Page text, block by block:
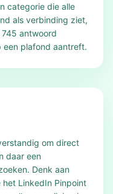
categorie die alle
als verbinding ziet,
antwoord
een plafond aantreft.
om direct
daar een
Denk aan
LinkedIn Pinpoint